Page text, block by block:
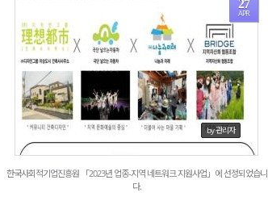
27
APR
by 관리자
1742
한국사회적기업진흥원 「2023년 업종-지역 네트워크 지원사업」에 선정되었습니
다.